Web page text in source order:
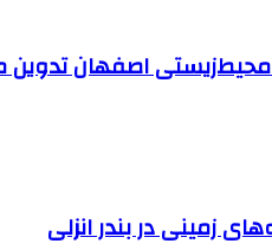
محیط‌زیستی اصفهان
زمینی در بندر انزلی